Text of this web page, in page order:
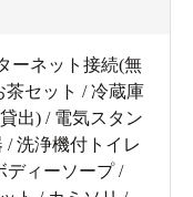
ーネット接続(無
セット / 冷蔵庫
出) / 電気スタン
/ 洗浄機付トイレ
ディーソープ /